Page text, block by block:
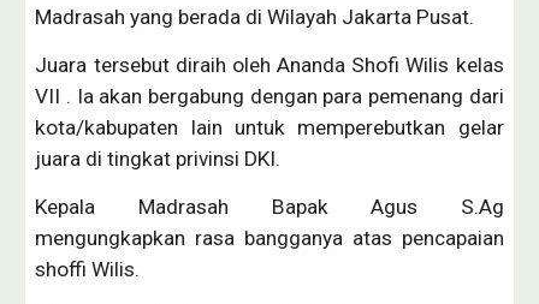
Madrasah yang berada di Wilayah Jakarta Pusat.
Juara tersebut diraih oleh Ananda Shofi Wilis kelas
VII . Ia akan bergabung dengan para pemenang dari
kota/kabupaten lain untuk memperebutkan gelar
juara di tingkat privinsi DKI.
Kepala Madrasah Bapak Agus S.Ag
mengungkapkan rasa bangganya atas pencapaian
shoffi Wilis.